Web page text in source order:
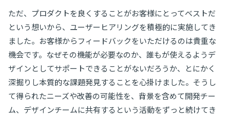
ただ、プロダクトを良くすることがお客様にとってベストだ
という想いから、ユーザーヒアリングを積極的に実施してき
ました。お客様からフィードバックをいただけるのは貴重な
機会です。なぜその機能が必要なのか、誰もが使えるようデ
ザインとしてサポートできることがないだろうか、とにかく
深掘りし本質的な課題発見することを心掛けました。そうし
て得られたニーズや改善の可能性を、背景を含めて開発チー
ム、デザインチームに共有するという活動をずっと続けてき